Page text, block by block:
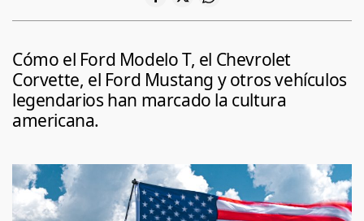
Cómo el Ford Modelo T, el Chevrolet
Corvette, el Ford Mustang y otros vehículos
legendarios han marcado la cultura
americana.